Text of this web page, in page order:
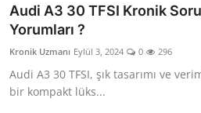
Audi A3 30 TFSI Kronik
Yorumları ?
Kronik Uzmanı Eylül 3, 2024 0 296
Audi A3 30 TFSI, şık tasarımı ve
bir kompakt lüks...